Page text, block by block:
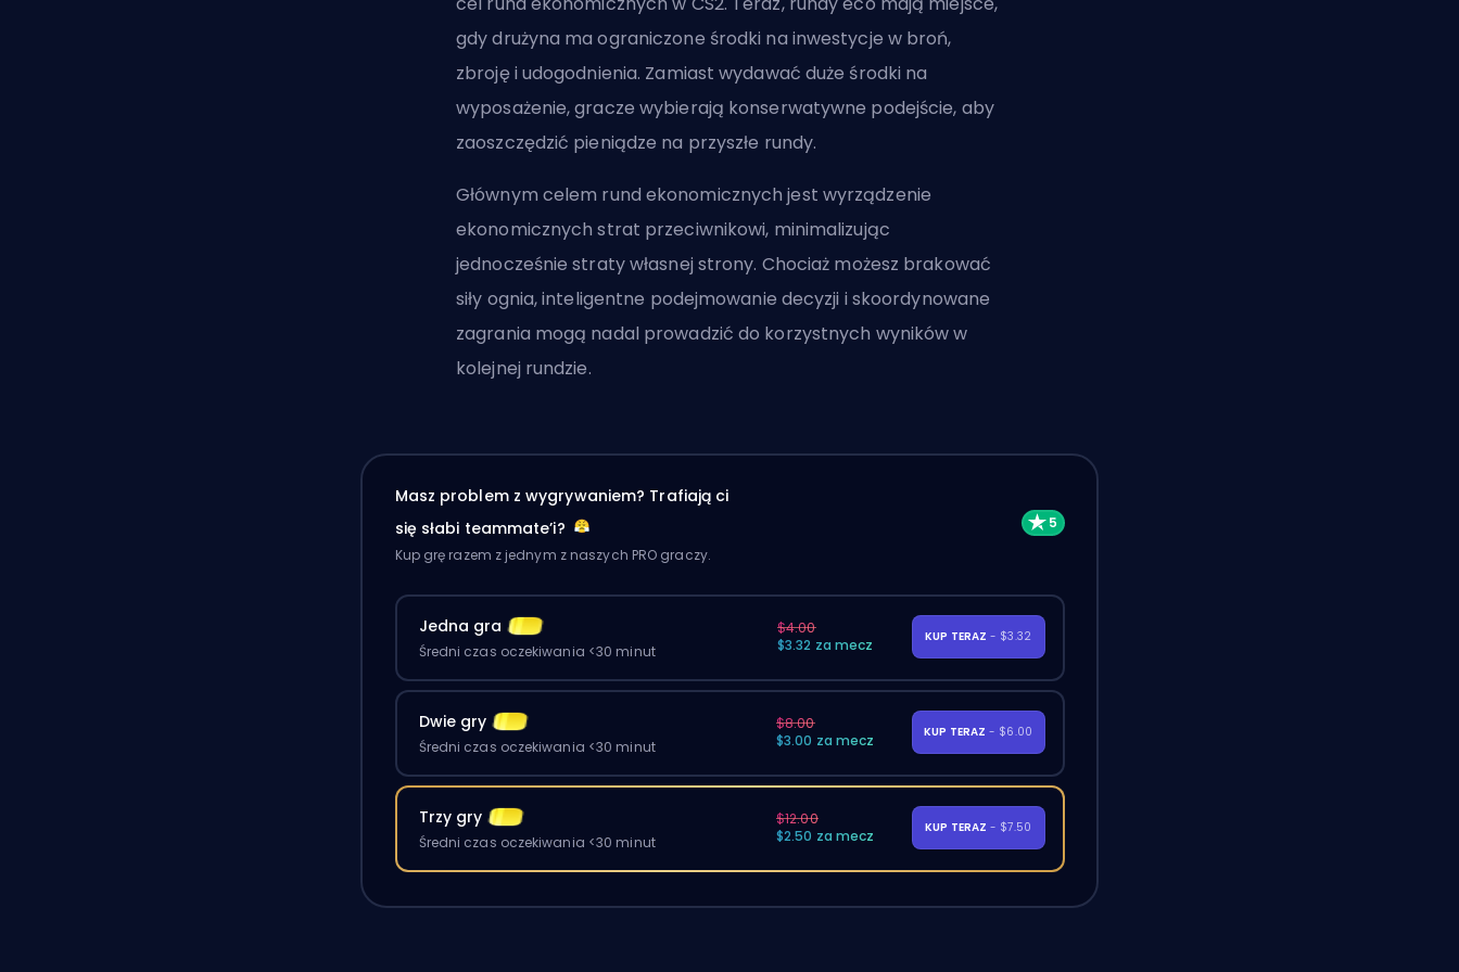
gdy drużyna ma ograniczone środki na inwestycje w broń,
zbroję i udogodnienia. Zamiast wydawać duże środki na
wyposażenie, gracze wybierają konserwatywne podejście, aby
zaoszczędzić pieniądze na przyszłe rundy.
Głównym celem rund ekonomicznych jest wyrządzenie
ekonomicznych strat przeciwnikowi, minimalizując
jednocześnie straty własnej strony. Chociaż możesz brakować
siły ognia, inteligentne podejmowanie decyzji i skoordynowane
zagrania mogą nadal prowadzić do korzystnych wyników w
kolejnej rundzie.
Masz problem z wygrywaniem? Trafiają ci
się słabi teammate’i?
Kup grę razem z jednym z naszych PRO graczy.
Jedna gra
Średni czas oczekiwania <30 minut
$4.00
$3.32 za mecz
KUP TERAZ - $3.32
Dwie gry
Średni czas oczekiwania <30 minut
$8.00
$3.00 za mecz
KUP TERAZ - $6.00
Trzy gry
Średni czas oczekiwania <30 minut
$12.00
$2.50 za mecz
KUP TERAZ - $7.50